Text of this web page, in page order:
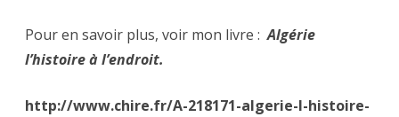
Pour en savoir plus, voir mon livre :Algérie
l’histoire à l’endroit.
http://www.chire.fr/A-218171-algerie-l-histoire-